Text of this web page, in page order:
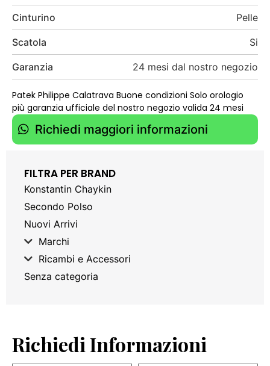
FILTRA PER BRAND
Konstantin Chaykin
Secondo Polso
Nuovi Arrivi
Marchi
Ricambi e Accessori
Senza categoria
Cinturino Pelle
Scatola Si
Garanzia 24 mesi dal nostro negozio
Patek Philippe Calatrava Buone condizioni Solo orologio
più garanzia ufficiale del nostro negozio valida 24 mesi
Richiedi maggiori informazioni
Richiedi Informazioni